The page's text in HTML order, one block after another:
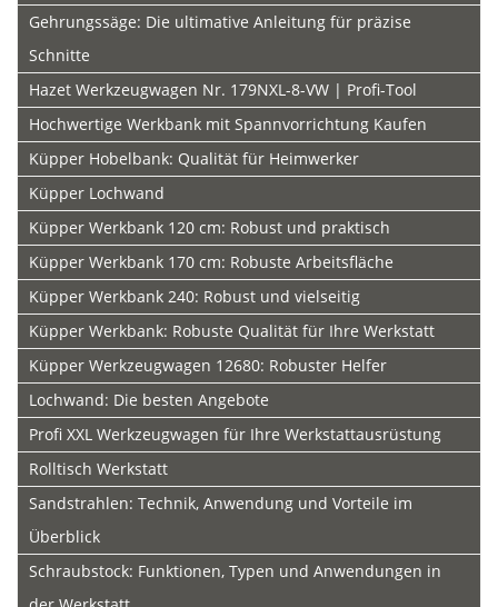
Gehrungssäge: Die ultimative Anleitung für präzise
Schnitte
Hazet Werkzeugwagen Nr. 179NXL-8-VW | Profi-Tool
Hochwertige Werkbank mit Spannvorrichtung Kaufen
Küpper Hobelbank: Qualität für Heimwerker
Küpper Lochwand
Küpper Werkbank 120 cm: Robust und praktisch
Küpper Werkbank 170 cm: Robuste Arbeitsfläche
Küpper Werkbank 240: Robust und vielseitig
Küpper Werkbank: Robuste Qualität für Ihre Werkstatt
Küpper Werkzeugwagen 12680: Robuster Helfer
Lochwand: Die besten Angebote
Profi XXL Werkzeugwagen für Ihre Werkstattausrüstung
Rolltisch Werkstatt
Sandstrahlen: Technik, Anwendung und Vorteile im
Überblick
Schraubstock: Funktionen, Typen und Anwendungen in